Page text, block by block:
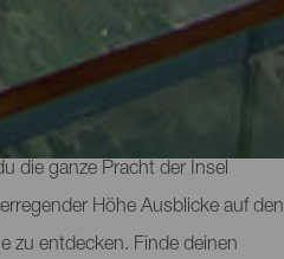
sondern auch in ihrem
die ganze Pracht der Insel
Höhe Ausblicke auf den
zu entdecken. Finde deinen